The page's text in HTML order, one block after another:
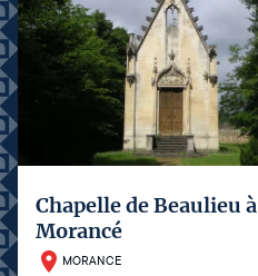
Chapelle de Beaulieu à
Morancé
MORANCE